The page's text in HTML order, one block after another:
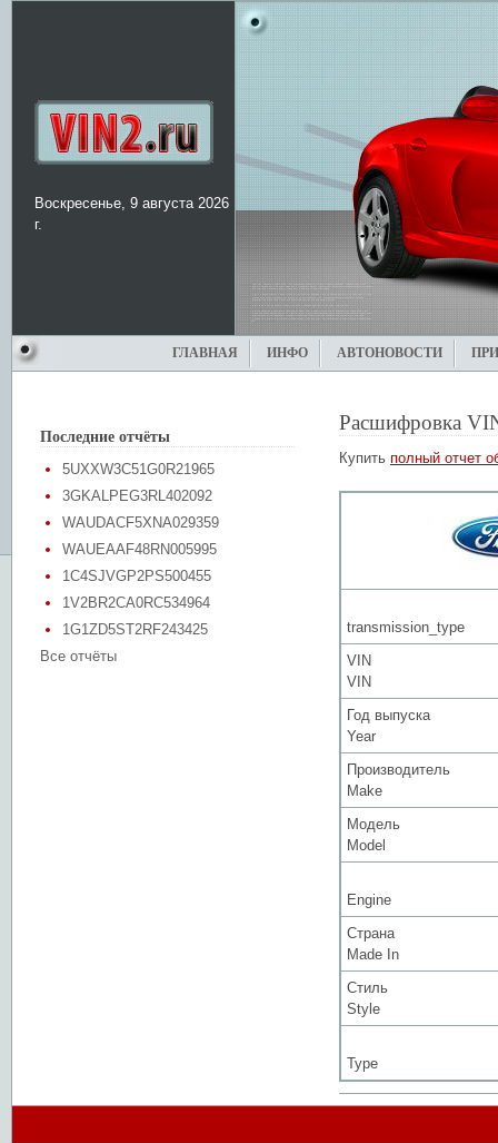
Воскресенье, 9 августа 2026
г.
ГЛАВНАЯ ИНФО АВТОНОВОСТИ
Последние отчёты
5UXXW3C51G0R21965
3GKALPEG3RL402092
WAUDACF5XNA029359
WAUEAAF48RN005995
1C4SJVGP2PS500455
1V2BR2CA0RC534964
1G1ZD5ST2RF243425
Все отчёты
Расшифровка
Купить полный отчет
transmission_type
VIN
VIN
Год выпуска
Year
Производитель
Make
Модель
Model
Engine
Страна
Made In
Стиль
Style
Type